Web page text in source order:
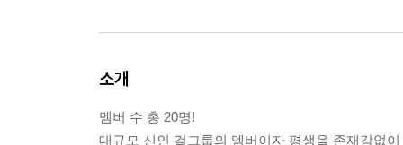
소개
멤버 수 총 20명!
대규모 신인 걸그룹의 멤버이자 평생을 존재감없